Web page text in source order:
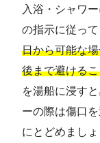
入浴・シャワ
の指示に従って
日から可能な
後まで避ける
を湯船に浸す
ーの際は傷口
にとどめましょ